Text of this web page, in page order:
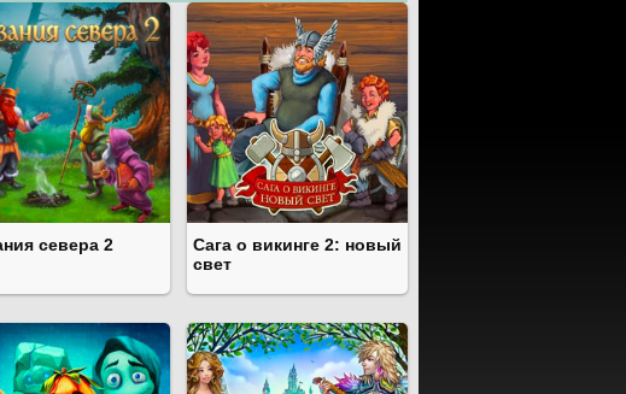
севера 2
Сага о викинге 2: новый
свет